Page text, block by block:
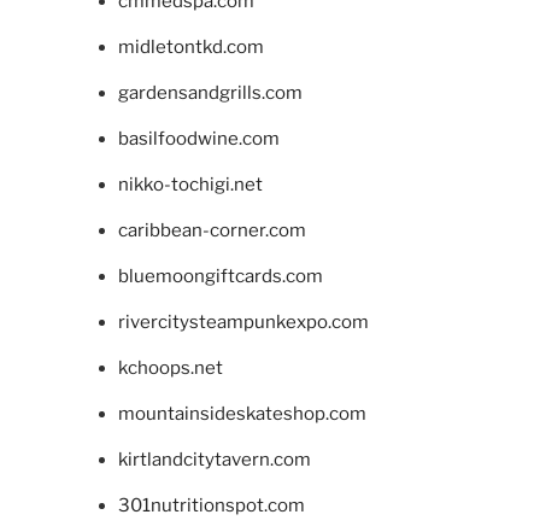
midletontkd.com
gardensandgrills.com
basilfoodwine.com
nikko-tochigi.net
caribbean-corner.com
bluemoongiftcards.com
rivercitysteampunkexpo.com
kchoops.net
mountainsideskateshop.com
kirtlandcitytavern.com
301nutritionspot.com